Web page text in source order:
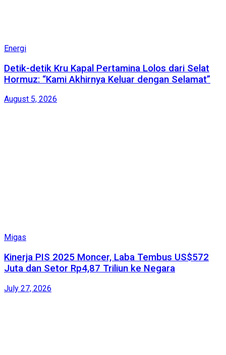
Energi
Detik-detik Kru Kapal Pertamina Lolos dari Selat
Hormuz: “Kami Akhirnya Keluar dengan Selamat”
August 5, 2026
Migas
Kinerja PIS 2025 Moncer, Laba Tembus US$572
Juta dan Setor Rp4,87 Triliun ke Negara
July 27, 2026